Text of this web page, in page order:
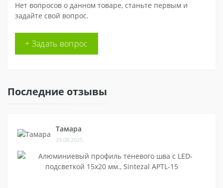
Нет вопросов о данном товаре, станьте первым и
задайте свой вопрос.
+ Задать вопрос
Последние отзывы
Тамара
29.08.2025